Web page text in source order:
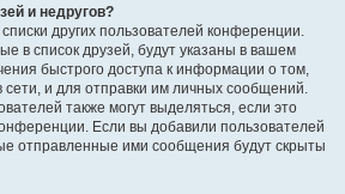
и недругов?
других пользователей конференции.
в список друзей, будут указаны в вашем
быстрого доступа к информации о том,
сети, и для отправки им личных сообщений.
также могут выделяться, если это
Если вы добавили пользователей
отправленные ими сообщения будут скрыты